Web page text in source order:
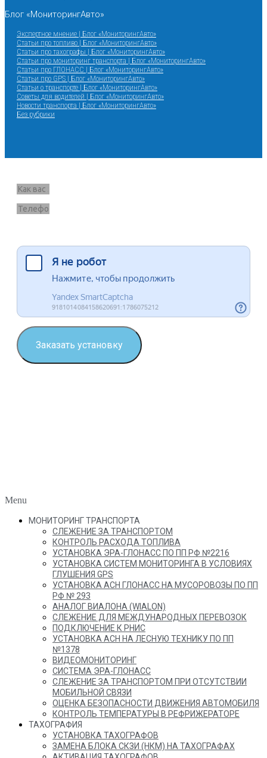
Блог «МониторингАвто»
Экспертное мнение | Блог «МониторингАвто»
Статьи про топливо | Блог «МониторингАвто»
Статьи про тахографы | Блог «МониторингАвто»
Статьи про мониторинг транспорта | Блог «МониторингАвто»
Статьи про ГЛОНАСС | Блог «МониторингАвто»
Статьи про GPS | Блог «МониторингАвто»
Статьи о транспорте | Блог «МониторингАвто»
Советы для водителей | Блог «МониторингАвто»
Новости транспорта | Блог «МониторингАвто»
Без рубрики
Заказать установку
Menu
МОНИТОРИНГ ТРАНСПОРТА
СЛЕЖЕНИЕ ЗА ТРАНСПОРТОМ
КОНТРОЛЬ РАСХОДА ТОПЛИВА
УСТАНОВКА ЭРА-ГЛОНАСС ПО ПП РФ №2216
УСТАНОВКА СИСТЕМ МОНИТОРИНГА В УСЛОВИЯХ
ГЛУШЕНИЯ GPS
УСТАНОВКА АСН ГЛОНАСС НА МУСОРОВОЗЫ ПО ПП
РФ № 293
АНАЛОГ ВИАЛОНА (WIALON)
СЛЕЖЕНИЕ ДЛЯ МЕЖДУНАРОДНЫХ ПЕРЕВОЗОК
ПОДКЛЮЧЕНИЕ К РНИС
УСТАНОВКА АСН НА ЛЕСНУЮ ТЕХНИКУ ПО ПП
№1378
ВИДЕОМОНИТОРИНГ
СИСТЕМА ЭРА-ГЛОНАСС
СЛЕЖЕНИЕ ЗА ТРАНСПОРТОМ ПРИ ОТСУТСТВИИ
МОБИЛЬНОЙ СВЯЗИ
ОЦЕНКА БЕЗОПАСНОСТИ ДВИЖЕНИЯ АВТОМОБИЛЯ
КОНТРОЛЬ ТЕМПЕРАТУРЫ В РЕФРИЖЕРАТОРЕ
ТАХОГРАФИЯ
УСТАНОВКА ТАХОГРАФОВ
ЗАМЕНА БЛОКА СКЗИ (НКМ) НА ТАХОГРАФАХ